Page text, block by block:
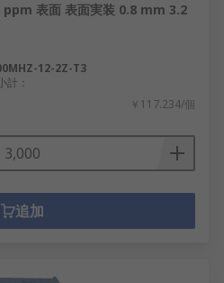
表面 表面実装 0.8 mm 3.2
12-2Z-T3
計：
￥117.234/個
追加